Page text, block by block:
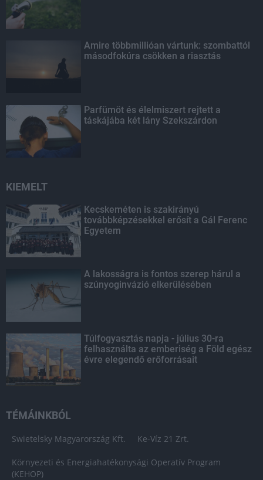
Amire többmillióan vártunk: szombattól
másodfokúra csökken a riasztás
Parfümöt és élelmiszert rejtett a
táskájába két lány Szekszárdon
KIEMELT
Kecskeméten is szakirányú
továbbképzésekkel erősít a Gál Ferenc
Egyetem
A lakosságra is fontos szerep hárul a
szúnyoginvázió elkerülésében
Túlfogyasztás napja - július 30-ra
felhasználta az emberiség a Föld egész
évre elegendő erőforrásait
TÉMÁINKBÓL
Swietelsky Magyarország Kft. Ke-Víz 21 Zrt.
Környezeti és Energiahatékonysági Operatív Program
(KEHOP)